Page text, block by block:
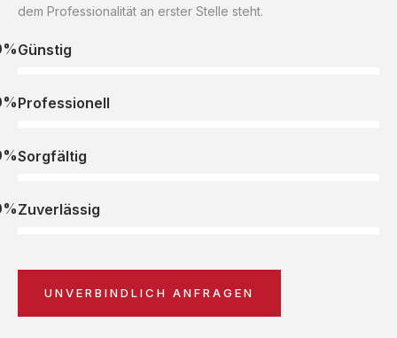
dem Professionalität an erster Stelle steht.
Günstig
Professionell
Sorgfältig
Zuverlässig
UNVERBINDLICH ANFRAGEN